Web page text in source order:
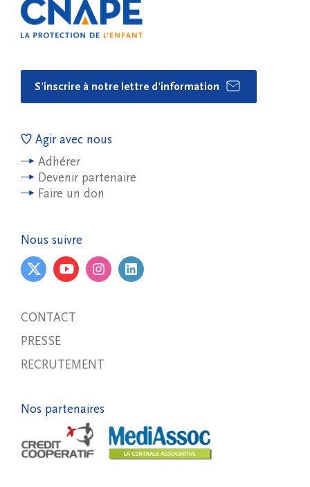
S'inscrire à notre lettre d'information
Agir avec nous
Adhérer
Devenir partenaire
Faire un don
Nous suivre
CONTACT
PRESSE
RECRUTEMENT
Nos partenaires